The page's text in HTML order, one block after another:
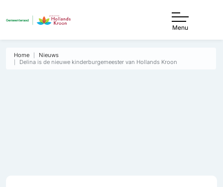
Menu
Home
Nieuws
Delina is de nieuwe kinderburgemeester van Hollands Kroon